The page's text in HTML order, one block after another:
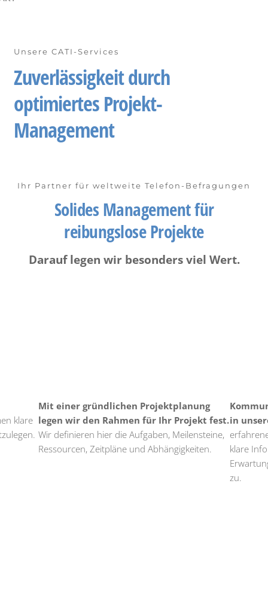
Unsere CATI-Services
Zuverlässigkeit durch
optimiertes Projekt-
Management
Ihr Partner für weltweite Telefon-Befragungen
Solides Management für
reibungslose Projekte
Darauf legen wir besonders viel Wert.
klare
Mit einer gründlichen Projektplanung
legen wir den Rahmen für Ihr Projekt fest.
Wir definieren hier die Aufgaben, Meilensteine,
Ressourcen, Zeitpläne und Abhängigkeiten.
in
klare
zu.